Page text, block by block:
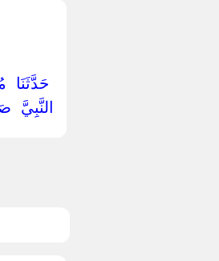
النَّبِيَّ